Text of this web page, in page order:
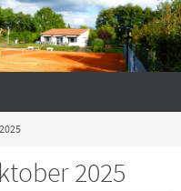
2025